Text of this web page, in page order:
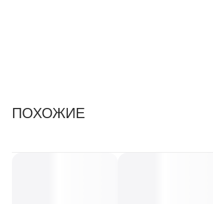
ПОХОЖИЕ